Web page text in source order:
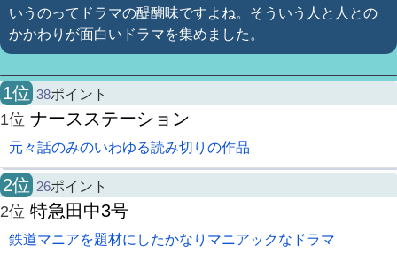
いうのってドラマの醍醐味ですよね。そういう人と人との
かかわりが面白いドラマを集めました。
1位 38ポイント
1位 ナースステーション
元々話のみのいわゆる読み切りの作品
2位 26ポイント
2位 特急田中3号
鉄道マニアを題材にしたかなりマニアックなドラマ